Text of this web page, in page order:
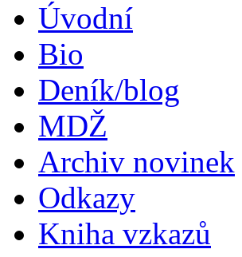
Úvodní
Bio
Deník/blog
MDŽ
Archiv novinek
Odkazy
Kniha vzkazů